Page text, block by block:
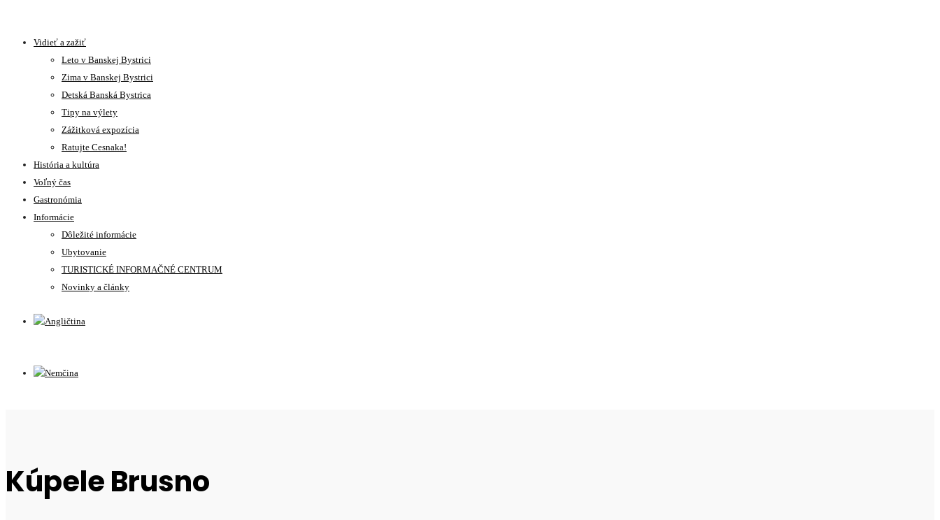
Vidieť a zažiť
Leto v Banskej Bystrici
Zima v Banskej Bystrici
Detská Banská Bystrica
Tipy na výlety
Zážitková expozícia
Ratujte Cesnaka!
História a kultúra
Voľný čas
Gastronómia
Informácie
Dôležité informácie
Ubytovanie
TURISTICKÉ INFORMAČNÉ CENTRUM
Novinky a články
Kúpele Brusno